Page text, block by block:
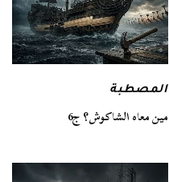
المصطبة
مين معاه الشاكوش؟ ج6